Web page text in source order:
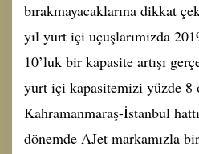
bırakmayacaklarına dikkat
yıl yurt içi uçuşlarımızda
10’luk bir kapasite artışı
yurt içi kapasitemizi yüzde 8
Kahramanmaraş-İstanbul
dönemde AJet markamızla